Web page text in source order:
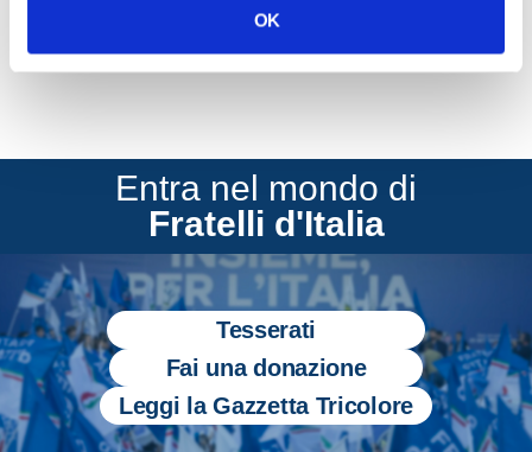
OK
Entra nel mondo di
Fratelli d'Italia
Tesserati
Fai una donazione
Leggi la Gazzetta Tricolore